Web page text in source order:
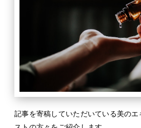
記事を寄稿していただいている美のエ